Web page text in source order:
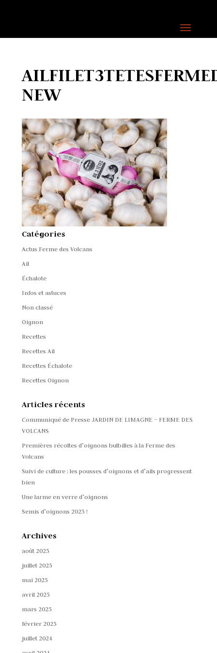
NEW
Catégories
Actus Ferme des Volcans
Ail
Échalote
Infos et astuces
Non classé
Oignon
Recettes
Recettes Ail
Recettes Échalote
Recettes Oignon
Articles récents
Communiqué de Presse JARDIN DE LIMAGNE – FERME DES
VOLCANS
Premières récoltes d’oignons bulbilles à la Ferme des
Volcans
Suivi de culture : les pousses d’oignons et d’ails progressent
bien
Une larme en verre d’oignons
Semis d’oignons 2025 !
Archives
août 2025
juillet 2025
mai 2025
avril 2025
mars 2025
février 2025
juillet 2024